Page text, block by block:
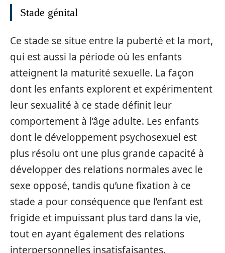
Stade génital
Ce stade se situe entre la puberté et la mort,
qui est aussi la période où les enfants
atteignent la maturité sexuelle. La façon
dont les enfants explorent et expérimentent
leur sexualité à ce stade définit leur
comportement à l’âge adulte. Les enfants
dont le développement psychosexuel est
plus résolu ont une plus grande capacité à
développer des relations normales avec le
sexe opposé, tandis qu’une fixation à ce
stade a pour conséquence que l’enfant est
frigide et impuissant plus tard dans la vie,
tout en ayant également des relations
interpersonnelles insatisfaisantes.